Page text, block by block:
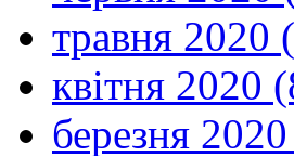
травня 2020
квітня 2020
березня